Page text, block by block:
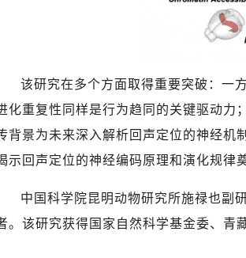
该研究在多个方面取得重要突破：一
化重复性同样是行为趋同的关键驱动力
背景为未来深入解析回声定位的神经机
示回声定位的神经编码原理和演化规律
中国科学院昆明动物研究所施禄也副
。该研究获得国家自然科学基金委、青